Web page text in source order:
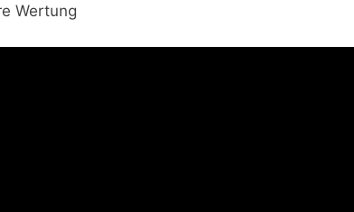
Wertung